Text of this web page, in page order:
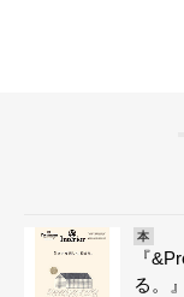
本
『
る。